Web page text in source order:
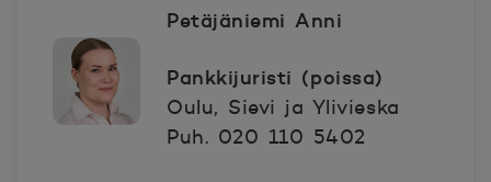
Petäjäniemi Anni
Pankkijuristi (poissa)
Oulu, Sievi ja Ylivieska
Puh. 020 110 5402